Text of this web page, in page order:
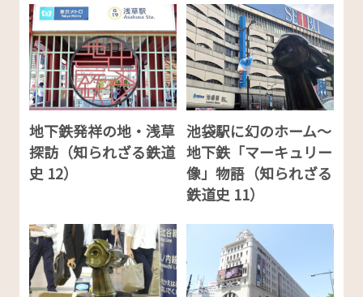
地下鉄発祥の地・浅草
探訪（知られざる鉄道
史 12）
池袋駅に幻のホーム～
地下鉄「マーキュリー
像」物語（知られざる
鉄道史 11）